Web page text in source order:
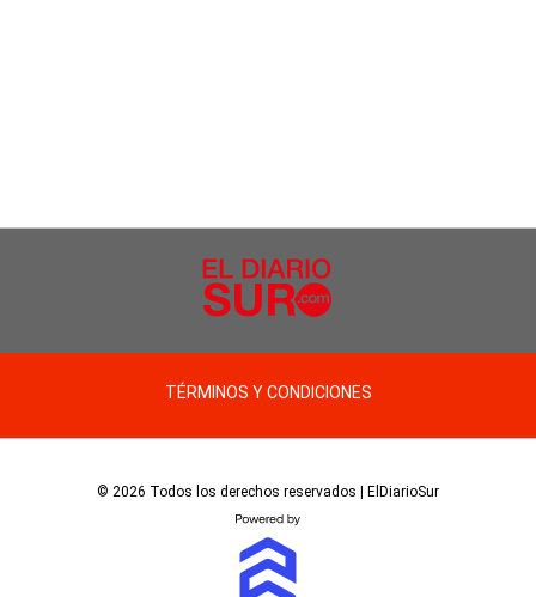
TÉRMINOS Y CONDICIONES
© 2026 Todos los derechos reservados | ElDiarioSur